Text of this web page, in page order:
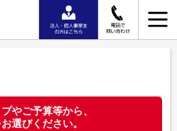
やご予算等から、
選びください。